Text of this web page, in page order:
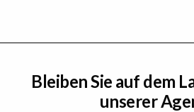
Bleiben Sie auf dem
unserer